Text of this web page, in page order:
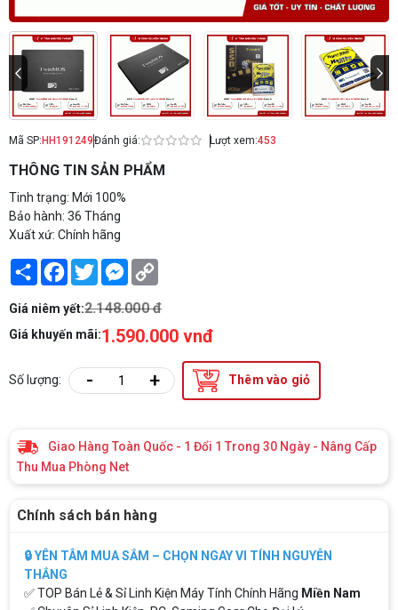
Mã SP: HH191249Đánh giá: Lượt xem:453
THÔNG TIN SẢN PHẨM
Tinh trạng: Mới 100%
Bảo hành: 36 Tháng
Xuất xứ: Chính hãng
Share Facebook
TwitterMessenger
Giá niêm yết:2.148.000 đ
Giá khuyến mãi:1.590.000 vnđ
Số lượng: - + Thêm vào giỏ
Giao Hàng Toàn Quốc - 1 Đổi 1 Trong 30 Ngày - Nâng Cấp
Thu Mua Phòng Net
Chính sách bán hàng
🔒 YÊN TÂM MUA SẮM – CHỌN NGAY VI TÍNH NGUYỄN
THẮNG
✅ TOP Bán Lẻ & Sỉ Linh Kiện Máy Tính Chính Hãng Miền Nam